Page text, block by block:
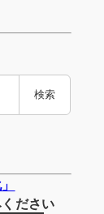
検索
ださい